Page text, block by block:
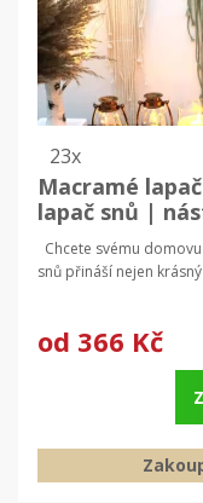
23x
Macramé
lapač snů |
Chcete svému
snů přináší nejen krásný
od 366 Kč